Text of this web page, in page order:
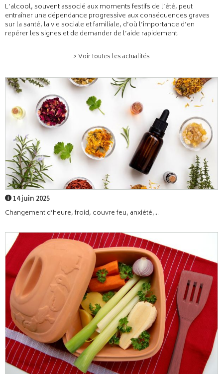
L’alcool, souvent associé aux moments festifs de l’été, peut
entraîner une dépendance progressive aux conséquences graves
sur la santé, la vie sociale et familiale, d’où l’importance d’en
repérer les signes et de demander de l’aide rapidement.
> Voir toutes les actualités
14 juin 2025
Changement d’heure, froid, couvre feu, anxiété,...